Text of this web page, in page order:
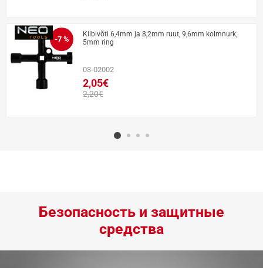
-7 %
Kilbivõti 6,4mm ja 8,2mm ruut, 9,6mm kolmnurk,
5mm ring
03-02002
2,05€
2,20€
Безопасность и защитные
средства